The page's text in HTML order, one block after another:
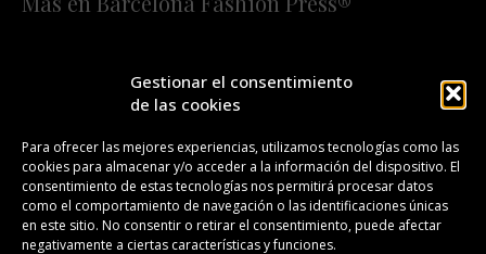
Gestionar el consentimiento
de las cookies
Para ofrecer las mejores experiencias, utilizamos tecnologías como las
cookies para almacenar y/o acceder a la información del dispositivo. El
consentimiento de estas tecnologías nos permitirá procesar datos
como el comportamiento de navegación o las identificaciones únicas
en este sitio. No consentir o retirar el consentimiento, puede afectar
negativamente a ciertas características y funciones.
¡SUSCRÍBETE A NUESTRA FASHION NEWS!
CONTACTO REDACCIÓN PUBLICIDAD
ISSN 2385-4839 DL B 27443-2014